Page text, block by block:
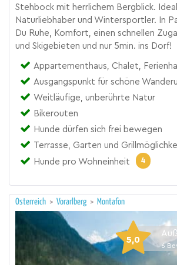
Stehbock mit herrlichem Bergblick.
Naturliebhaber und Wintersportler. In
Du Ruhe, Komfort, einen schnellen
und Skigebieten und nur 5min. ins Dorf!
Appartementhaus, Chalet,
Ausgangspunkt für schöne
Weitläufige, unberührte Natur
Bikerouten
Hunde dürfen sich frei bewegen
Terrasse, Garten und
Hunde pro Wohneinheit
4
Österreich > Vorarlberg > Montafon
5,0
6